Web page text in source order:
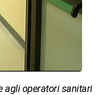
agli operatori sanitari